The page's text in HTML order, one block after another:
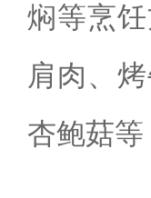
焖等烹
肩肉、‌
杏鲍菇